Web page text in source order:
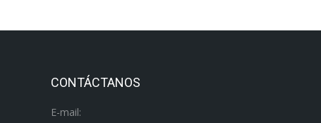
CONTÁCTANOS
E-mail: